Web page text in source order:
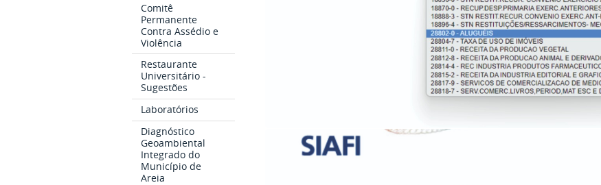
Comitê
Permanente
Contra Assédio e
Violência
Restaurante
Universitário -
Sugestões
Laboratórios
Diagnóstico
Geoambiental
Integrado do
Município de
Areia